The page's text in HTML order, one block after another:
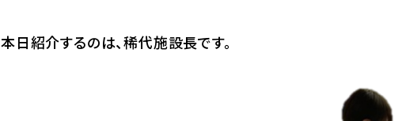
本日紹介するのは、稀代施設長です。